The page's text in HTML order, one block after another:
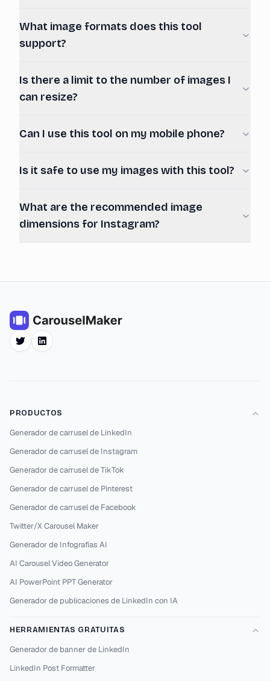
What image formats does this tool
support?
Is there a limit to the number of images I
can resize?
Can I use this tool on my mobile phone?
Is it safe to use my images with this tool?
What are the recommended image
dimensions for Instagram?
TwitterLinkedIn
PRODUCTOS
Generador de carrusel de LinkedIn
Generador de carrusel de Instagram
Generador de carrusel de TikTok
Generador de carrusel de Pinterest
Generador de carrusel de Facebook
Twitter/X Carousel Maker
Generador de Infografías AI
AI Carousel Video Generator
AI PowerPoint PPT Generator
Generador de publicaciones de LinkedIn con IA
HERRAMIENTAS GRATUITAS
Generador de banner de LinkedIn
LinkedIn Post Formatter